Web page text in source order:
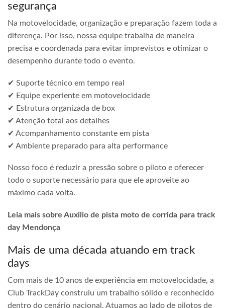
segurança
Na motovelocidade, organização e preparação fazem toda a
diferença. Por isso, nossa equipe trabalha de maneira
precisa e coordenada para evitar imprevistos e otimizar o
desempenho durante todo o evento.
✔ Suporte técnico em tempo real
✔ Equipe experiente em motovelocidade
✔ Estrutura organizada de box
✔ Atenção total aos detalhes
✔ Acompanhamento constante em pista
✔ Ambiente preparado para alta performance
Nosso foco é reduzir a pressão sobre o piloto e oferecer
todo o suporte necessário para que ele aproveite ao
máximo cada volta.
Leia mais sobre Auxilio de pista moto de corrida para track
day Mendonça
Mais de uma década atuando em track
days
Com mais de 10 anos de experiência em motovelocidade, a
Club TrackDay construiu um trabalho sólido e reconhecido
dentro do cenário nacional. Atuamos ao lado de pilotos de